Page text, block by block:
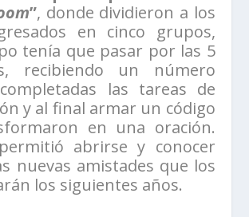
”, donde dividieron a los
en cinco grupos,
tenía que pasar por las 5
recibiendo un número
las tareas de
y al final armar un código
en una oración.
abrirse y conocer
nuevas amistades que los
los siguientes años.